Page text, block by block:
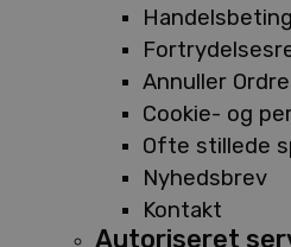
Annuller Ordre
Cookie- og
Ofte stillede
Nyhedsbrev
Kontakt
Autoriseret